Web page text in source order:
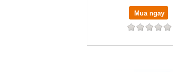
Mua ngay